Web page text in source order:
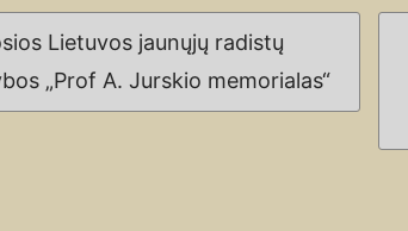
Lietuvos jaunųjų radistų
„Prof A. Jurskio memorialas“